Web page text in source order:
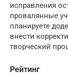
исправления
провалянные
планируете
внести
творческий
Рейтинг